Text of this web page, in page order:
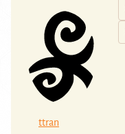
ttran